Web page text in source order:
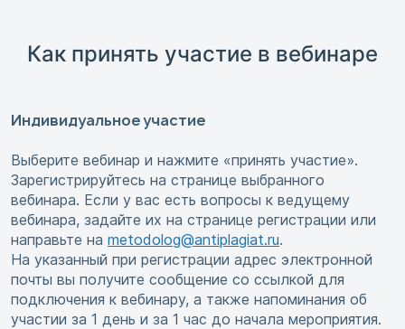
Как принять участие в вебинаре
Индивидуальное участие
Выберите вебинар и нажмите «принять участие».
Зарегистрируйтесь на странице выбранного
вебинара. Если у вас есть вопросы к ведущему
вебинара, задайте их на странице регистрации или
направьте на metodolog@antiplagiat.ru.
На указанный при регистрации адрес электронной
почты вы получите сообщение со ссылкой для
подключения к вебинару, а также напоминания об
участии за 1 день и за 1 час до начала мероприятия.